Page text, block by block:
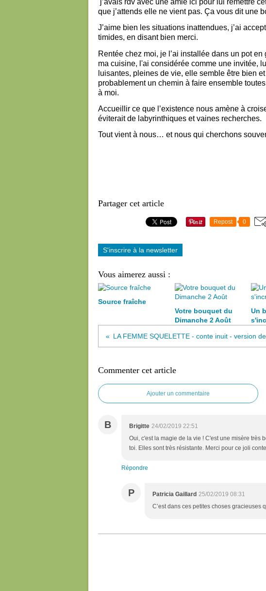
j’avais rdv avec une amie ici pour lui remettre
que j’attends elle ne vient pas. Ça vous dit une
J’aime bien les situations inattendues, j’ai
timides, en disant bien merci.
Rentée chez moi, je l’ai installée dans un pot
ma cuisine, l'ai considérée comme une invitée,
luisantes, pleines de vie, elle semble être bien
probablement un chemin à faire ensemble
à moi.
Accueillir ce que l’existence nous amène à
éviterait de labyrinthiques et vaines recherches.
Tout vient à nous… et nous qui cherchons
Partager cet article
Repost 0
S'inscrire à la newsletter
Vous aimerez aussi :
Source fraîche
Votre bouquet du
Dimanche 2 Août
Un
Commenter cet article
Ajouter un commentaire
B Brigitte 24/02/2019 22:51
Oui, c'est la magie de la vie ! C'est une misère très
toi. Elles sont très résistante. Merci pour ce joli
Répondre
P Patricia Gaillard 25/02/2019 08:31
C’est dans ces petites choses gracieuses